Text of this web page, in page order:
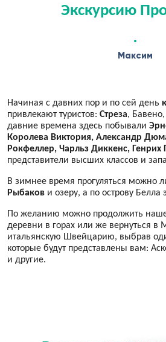
Начиная с давних пор и по сей день
привлекают туристов: Стреза, Бавено,
давние времена здесь побывали
Королева Виктория, Александр
Рокфеллер, Чарльз Диккенс, Генрих
представители высших классов и
В зимнее время прогуляться можно
Рыбаков и озеру, а по острову
По желанию можно продолжить наше
деревни в горах или же вернуться в
итальянскую Швейцарию, выбрав
которые будут представлены вам:
и другие.
Экскурсию
Максим